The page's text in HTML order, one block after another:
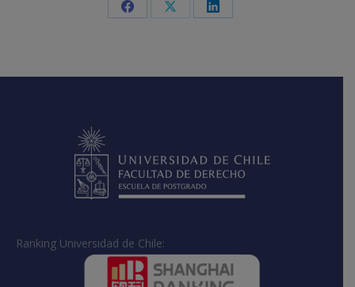
Share Share Share
Ranking Universidad de Chile: